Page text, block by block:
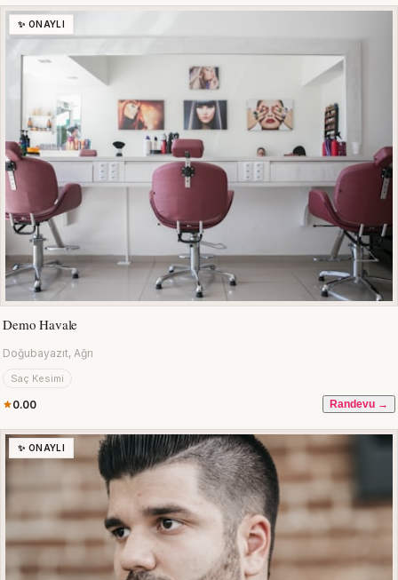
✨ ONAYLI
Demo Havale
Doğubayazıt, Ağrı
Saç Kesimi
0.00 Randevu →
✨ ONAYLI